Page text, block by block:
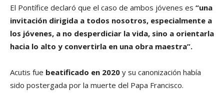
El Pontífice declaró que el caso de ambos jóvenes es “una
invitación dirigida a todos nosotros, especialmente a
los jóvenes, a no desperdiciar la vida, sino a orientarla
hacia lo alto y convertirla en una obra maestra”.
Acutis fue beatificado en 2020 y su canonización había
sido postergada por la muerte del Papa Francisco.